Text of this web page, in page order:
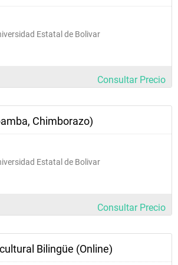
Estatal de Bolivar
Consultar Precio
Chimborazo)
Estatal de Bolivar
Consultar Precio
Bilingüe (Online)